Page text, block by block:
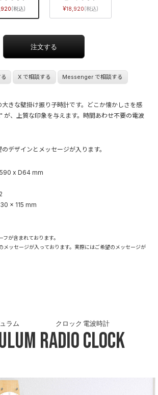
18,920
X で相談する Messenger で相談する
大きな壁掛け振り子時計です。どこか懐かしさを感
が、上質な印象を与えます。時間あわせ不要の電波
デザインとメッセージが入ります。
x D64 mm
x 115 mm
が含まれております。
ッセージが入っております。実際にはご希望のメッセージが
ラム
Radio Clock
クロック 電波時計